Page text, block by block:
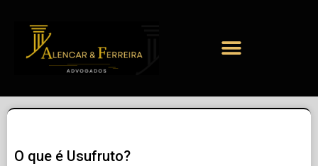
O que é Usufruto?